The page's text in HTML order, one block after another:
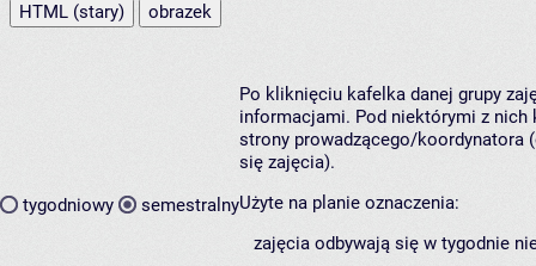
HTML (stary)
obrazek
tygodniowy semestralny
Po kliknięciu kafelka danej grupy
informacjami. Pod niektórymi z nich
strony prowadzącego/koordynatora
się zajęcia).
Użyte na planie oznaczenia:
zajęcia odbywają się w tygodnie